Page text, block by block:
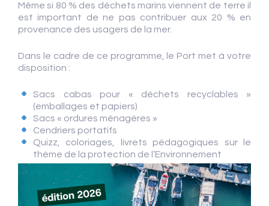
Même si 80 % des déchets marins viennent de terre il
est important de ne pas contribuer aux 20 % en
provenance des usagers de la mer.
Dans le cadre de ce programme, le Port met à votre
disposition :
Sacs cabas pour « déchets recyclables »
(emballages et papiers)
Sacs « ordures ménagères »
Cendriers portatifs
Quizz, coloriages, livrets pédagogiques sur le
thème de la protection de l’Environnement